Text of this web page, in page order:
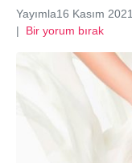
Yayımla16 Kasım 2021
Bir yorum bırak